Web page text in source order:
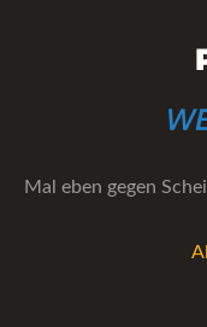
Mal eben gegen